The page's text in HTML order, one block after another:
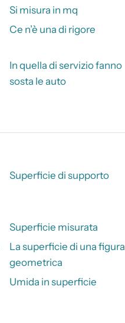
Si misura in mq
Ce n’è una di rigore
In quella di servizio fanno
sosta le auto
Superficie di supporto
Superficie misurata
La superficie di una figura
geometrica
Umida in superficie